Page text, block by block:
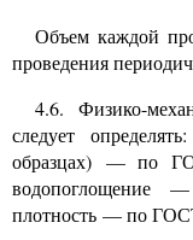
Объем каждой
проведения
4.6. Физико-
следует
образцах) —по
водопоглощение —
плотность —по